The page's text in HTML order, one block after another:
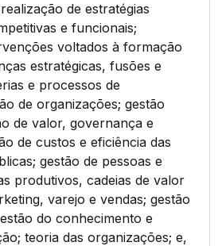
de estratégias
e funcionais;
voltados à formação
estratégicas, fusões e
e processos de
de organizações; gestão
de valor, governança e
de custos e eficiência das
gestão de pessoas e
produtivos, cadeias de valor
varejo e vendas; gestão
do conhecimento e
teoria das organizações; e,